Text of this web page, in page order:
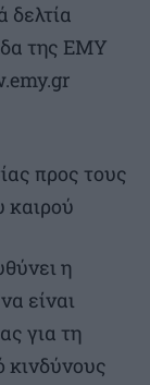
δελτία
της ΕΜΥ
προς τους
καιρού
η
είναι
για τη